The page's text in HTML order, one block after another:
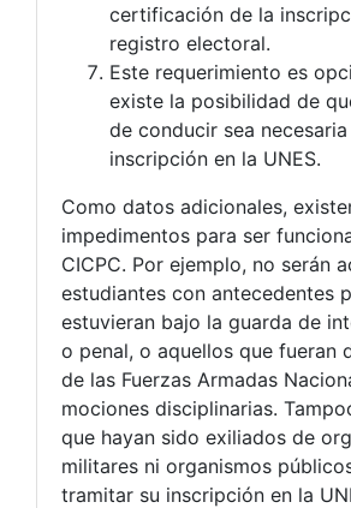
certificación de la
registro electoral.
Este requerimiento es
existe la posibilidad de
de conducir sea
inscripción en la UNES.
Como datos adicionales,
impedimentos para ser
CICPC. Por ejemplo, no serán
estudiantes con antecedentes
estuvieran bajo la guarda de
o penal, o aquellos que fueran
de las Fuerzas Armadas
mociones disciplinarias.
que hayan sido exiliados de
militares ni organismos
tramitar su inscripción en la